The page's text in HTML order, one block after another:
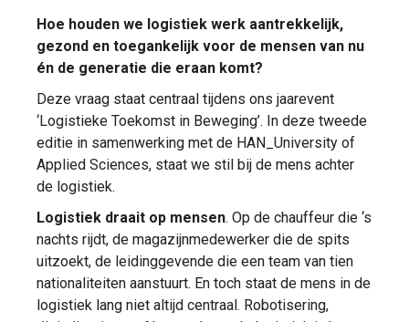
Hoe houden we logistiek werk aantrekkelijk,
gezond en toegankelijk voor de mensen van nu
én de generatie die eraan komt?
Deze vraag staat centraal tijdens ons jaarevent
‘Logistieke Toekomst in Beweging’. In deze tweede
editie in samenwerking met de HAN_University of
Applied Sciences, staat we stil bij de mens achter
de logistiek.
Logistiek draait op mensen. Op de chauffeur die ‘s
nachts rijdt, de magazijnmedewerker die de spits
uitzoekt, de leidinggevende die een team van tien
nationaliteiten aanstuurt. En toch staat de mens in de
logistiek lang niet altijd centraal. Robotisering,